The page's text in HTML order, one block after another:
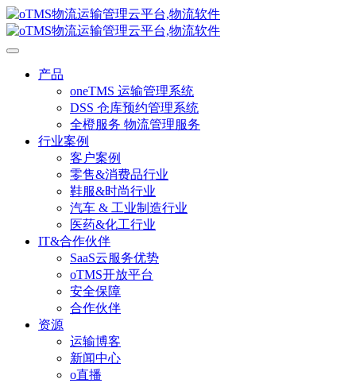
产品
oneTMS 运输管理系统
DSS 仓库预约管理系统
全橙服务 物流管理服务
行业案例
客户案例
零售&消费品行业
鞋服&时尚行业
汽车 & 工业制造行业
医药&化工行业
IT&合作伙伴
SaaS云服务优势
oTMS开放平台
安全保障
合作伙伴
资源
运输博客
新闻中心
o直播